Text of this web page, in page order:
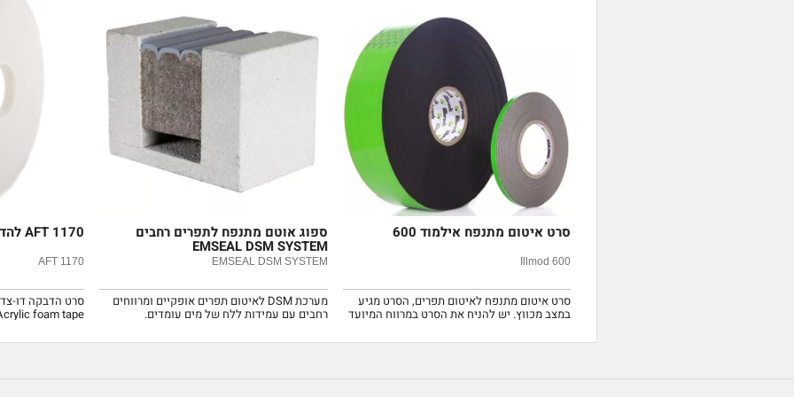
סרט איטום מתנפח אילמוד 600
Illmod 600
סרט איטום מתנפח לאיטום תפרים, הסרט מגיע
במצב מכווץ. יש להניח את הסרט במרווח המיועד
ספוג אוטם מתנפח לתפרים רחבים
EMSEAL DSM SYSTEM
EMSEAL DSM SYSTEM
מערכת DSM לאיטום תפרים אופקיים ומרווחים
רחבים עם עמידות ללח של מים עומדים.
AFT 1170 להדבקות זכוכית
AFT 1170
סרט הדבקה דו-
foam tape.